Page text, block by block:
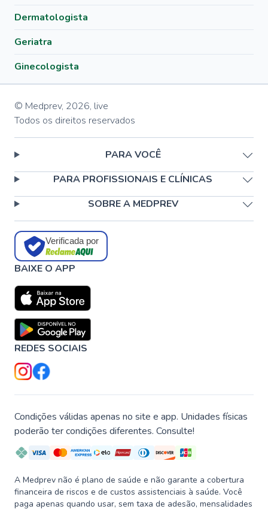
Dermatologista
Geriatra
Ginecologista
© Medprev, 2026, live
Todos os direitos reservados
PARA VOCÊ
PARA PROFISSIONAIS E CLÍNICAS
SOBRE A MEDPREV
Verificada por
BAIXE O APP
REDES SOCIAIS
Condições válidas apenas no site e app. Unidades físicas
poderão ter condições diferentes. Consulte!
A Medprev não é plano de saúde e não garante a cobertura
financeira de riscos e de custos assistenciais à saúde. Você
paga apenas quando usar, sem taxa de adesão, mensalidades